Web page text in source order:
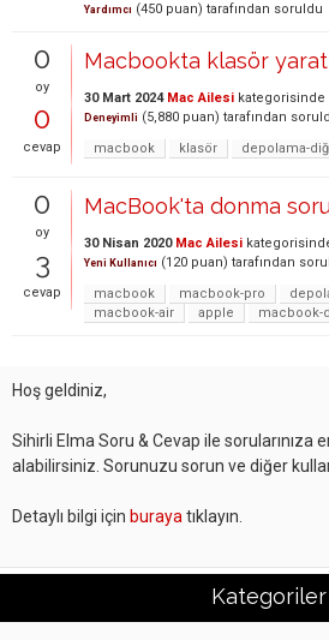
Yardımcı (450 puan) tarafından soruldu
0
oy
0
cevap
Macbookta klasör
30 Mart 2024 Mac Ailesi kategorisinde
Deneyimli (5,880 puan) tarafından
macbook
klasör depolama-
0
oy
3
cevap
MacBook'ta donma
30 Nisan 2020 Mac Ailesi
Yeni Kullanıcı (120 puan) tarafından
macbook
macbook-pro
macbook-air
apple macbook-
Hoş geldiniz,
Sihirli Elma Soru & Cevap ile sorularınıza
alabilirsiniz. Sorunuzu sorun ve diğer
Detaylı bilgi için buraya tıklayın.
Kategoriler